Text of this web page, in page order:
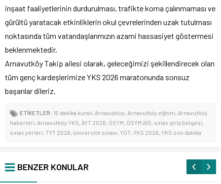
inşaat faaliyetlerinin durdurulması, trafikte korna çalınmaması ve
gürültü yaratacak etkinliklerin okul çevrelerinden uzak tutulması
noktasında tüm vatandaşlarımızın azami hassasiyet göstermesi
beklenmektedir.
Arnavutköy Takip ailesi olarak, geleceğimizi şekillendirecek olan
tüm genç kardeşlerimize YKS 2026 maratonunda sonsuz
başarılar dileriz.
ETİKETLER: 15 dakika kuralı, Arnavutköy, Arnavutköy eğitim, Arnavutköy
haberleri, Arnavutköy YKS, AYT 2026, ÖSYM, ÖSYM AİS, sınav giriş belgesi,
sınav yerleri, TYT 2026, üniversite sınavı, YDT, YKS 2026, YKS son dakika
BENZER KONULAR